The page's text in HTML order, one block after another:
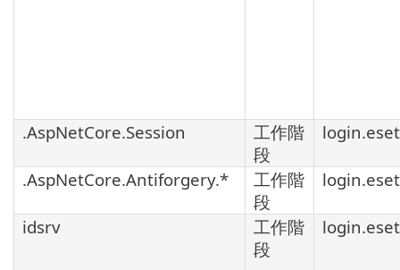
.AspNetCore.Session
工作階
段
.AspNetCore.Antiforgery.*
工作階
段
idsrv
工作階
段